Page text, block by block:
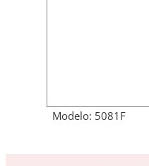
Modelo: 5081F